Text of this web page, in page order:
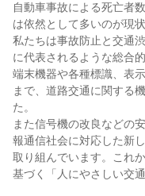
自動車事故による死亡者
は依然として多いのが現状
私たちは事故防止と交通
に代表されるような総合
端末機器や各種標識、表
まで、道路交通に関する
た。
また信号機の改良などの
報通信社会に対応した新
取り組んでいます。これ
基づく「人にやさしい交